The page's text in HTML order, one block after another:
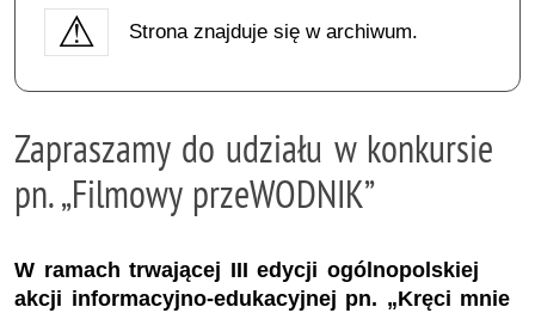
Strona znajduje się w archiwum.
Zapraszamy do udziału w konkursie
pn. „Filmowy przeWODNIK”
W ramach trwającej III edycji ogólnopolskiej
akcji informacyjno-edukacyjnej pn. „Kręci mnie